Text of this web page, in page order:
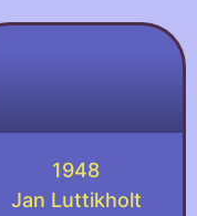
1948
Jan Luttikholt